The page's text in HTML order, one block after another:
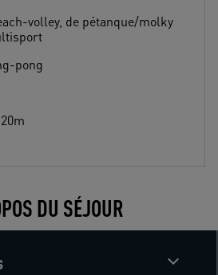
volley, de pétanque/molky
pong
DU SÉJOUR